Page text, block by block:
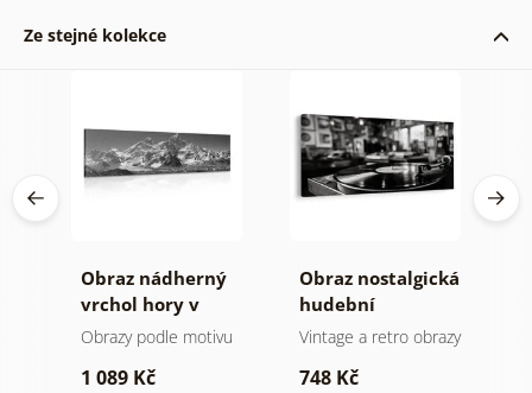
Ze stejné kolekce
Obraz nádherný
vrchol hory v
černobílém
Obrazy podle motivu
1 089 Kč
Obraz nostalgická
hudební
atmosféra
Vintage a retro obrazy
748 Kč